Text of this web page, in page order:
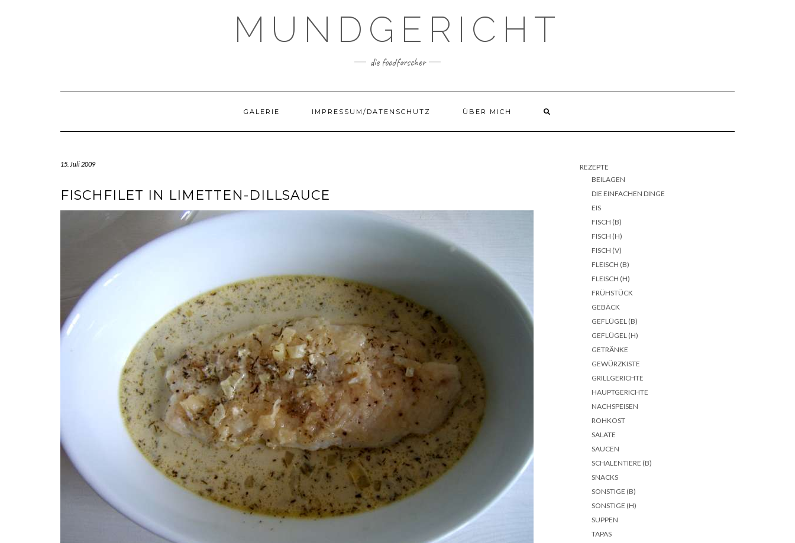
MUNDGERICHT
die foodforscher
GALERIE IMPRESSUM/DATENSCHUTZ ÜBER MICH
15. Juli 2009
FISCHFILET IN LIMETTEN-DILLSAUCE
REZEPTE
BEILAGEN
DIE EINFACHEN DINGE
EIS
FISCH (B)
FISCH (H)
FISCH (V)
FLEISCH (B)
FLEISCH (H)
FRÜHSTÜCK
GEBÄCK
GEFLÜGEL (B)
GEFLÜGEL (H)
GETRÄNKE
GEWÜRZKISTE
GRILLGERICHTE
HAUPTGERICHTE
NACHSPEISEN
ROHKOST
SALATE
SAUCEN
SCHALENTIERE (B)
SNACKS
SONSTIGE (B)
SONSTIGE (H)
SUPPEN
TAPAS